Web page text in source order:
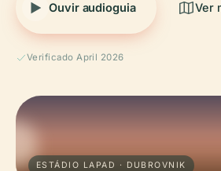
Ouvir audioguia Ver
Verificado April 2026
ESTÁDIO LAPAD · DUBROVNIK